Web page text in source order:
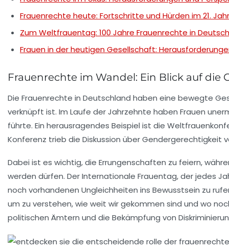
Frauenrechte heute: Fortschritte und Hürden im 21.
Zum Weltfrauentag: 100 Jahre Frauenrechte in
Frauen in der heutigen Gesellschaft:
Frauenrechte im Wandel: Ein Blick auf die
Die Frauenrechte in Deutschland haben eine bewegte
verknüpft ist. Im Laufe der Jahrzehnte haben Frauen
führte. Ein herausragendes Beispiel ist die
Konferenz trieb die Diskussion überGendergerechtigkeit
Dabei ist es wichtig, die Errungenschaften zu feiern,
werden dürfen. DerInternationale Frauentag, der jedes
noch vorhandenen Ungleichheiten ins Bewusstsein zu
um zu verstehen, wie weit wir gekommen sind und wo
politischen Ämtern und die Bekämpfung von